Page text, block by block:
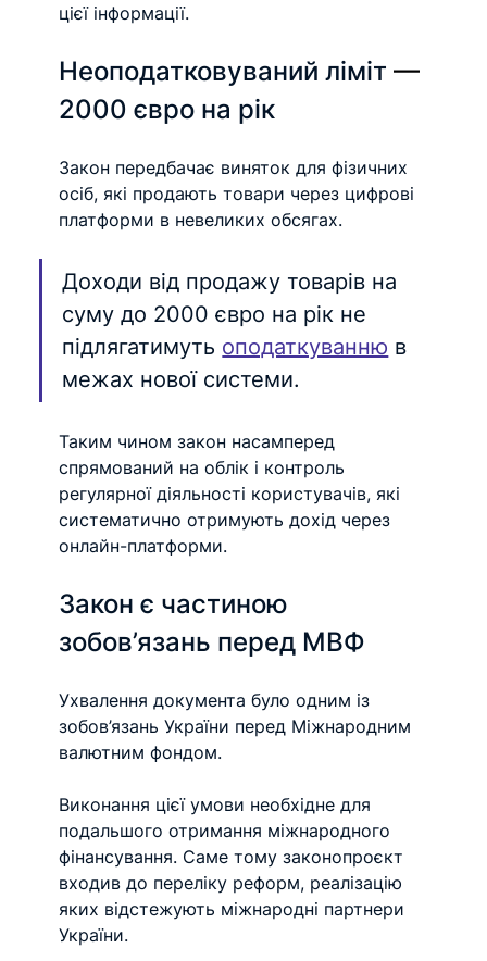
цієї інформації.
Неоподатковуваний ліміт —
2000 євро на рік
Закон передбачає виняток для фізичних
осіб, які продають товари через цифрові
платформи в невеликих обсягах.
Доходи від продажу товарів на
суму до 2000 євро на рік не
підлягатимуть оподаткуванню в
межах нової системи.
Таким чином закон насамперед
спрямований на облік і контроль
регулярної діяльності користувачів, які
систематично отримують дохід через
онлайн-платформи.
Закон є частиною
зобов’язань перед МВФ
Ухвалення документа було одним із
зобов’язань України перед Міжнародним
валютним фондом.
Виконання цієї умови необхідне для
подальшого отримання міжнародного
фінансування. Саме тому законопроєкт
входив до переліку реформ, реалізацію
яких відстежують міжнародні партнери
України.